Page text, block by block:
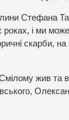
Стефана
і ми
скарби,
жив та